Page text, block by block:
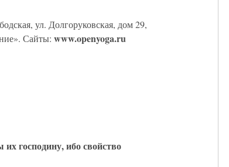
ул. Долгоруковская, дом 29,
Сайты: www.openyoga.ru
их господину, ибо свойство